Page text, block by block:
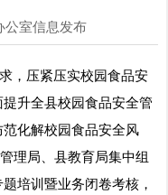
室信息发布
，压紧压实校园食品安
升全县校园食品安全管
化解校园食品安全风
理局、县教育局集中组
培训暨业务闭卷考核，